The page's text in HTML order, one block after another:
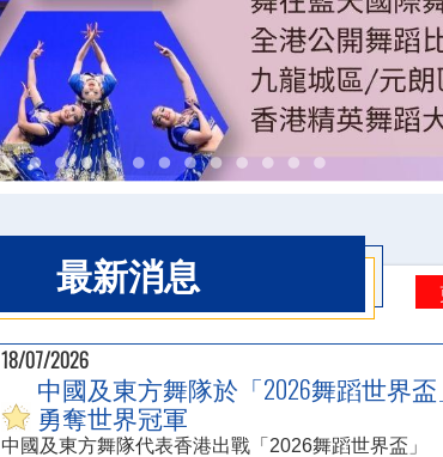
最新消息
18/07/2026
中國及東方舞隊於「2026舞蹈世界盃
勇奪世界冠軍
中國及東方舞隊代表香港出戰「2026舞蹈世界盃」